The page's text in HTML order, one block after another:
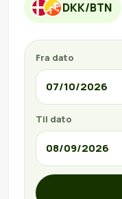
DKK/BTN
Fra dato
Til dato